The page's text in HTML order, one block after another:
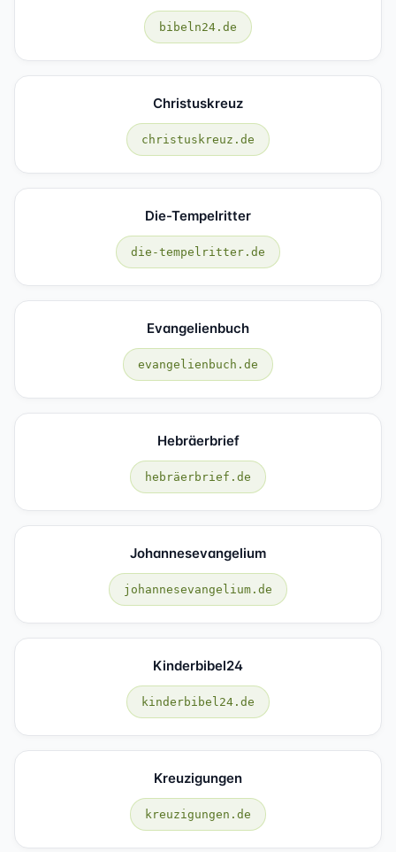
bibeln24.de
Christuskreuz
christuskreuz.de
Die-Tempelritter
die-tempelritter.de
Evangelienbuch
evangelienbuch.de
Hebräerbrief
hebräerbrief.de
Johannesevangelium
johannesevangelium.de
Kinderbibel24
kinderbibel24.de
Kreuzigungen
kreuzigungen.de